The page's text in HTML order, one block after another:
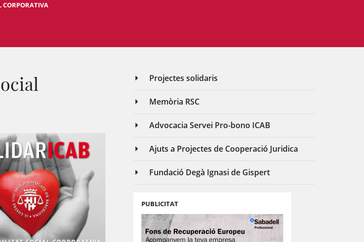
CORPORATIVA
Projectes solidaris
Memòria RSC
Advocacia Servei Pro-bono ICAB
Ajuts a Projectes de Cooperació Juridica
Fundació Degà Ignasi de Gispert
PUBLICITAT